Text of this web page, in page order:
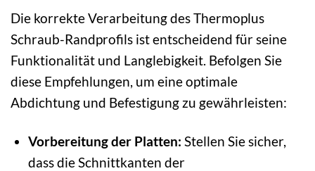
Die korrekte Verarbeitung des Thermoplus
Schraub-Randprofils ist entscheidend für seine
Funktionalität und Langlebigkeit. Befolgen Sie
diese Empfehlungen, um eine optimale
Abdichtung und Befestigung zu gewährleisten:
Vorbereitung der Platten: Stellen Sie sicher,
dass die Schnittkanten der